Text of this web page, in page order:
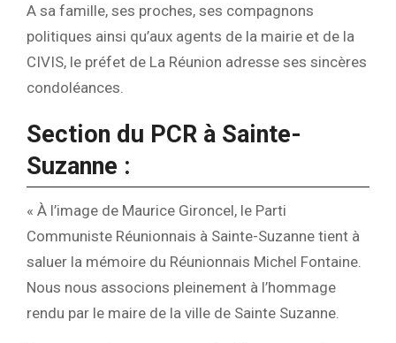
A sa famille, ses proches, ses compagnons
politiques ainsi qu’aux agents de la mairie et de la
CIVIS, le préfet de La Réunion adresse ses sincères
condoléances.
Section du PCR à Sainte-
Suzanne :
« À l’image de Maurice Gironcel, le Parti
Communiste Réunionnais à Sainte-Suzanne tient à
saluer la mémoire du Réunionnais Michel Fontaine.
Nous nous associons pleinement à l’hommage
rendu par le maire de la ville de Sainte Suzanne.